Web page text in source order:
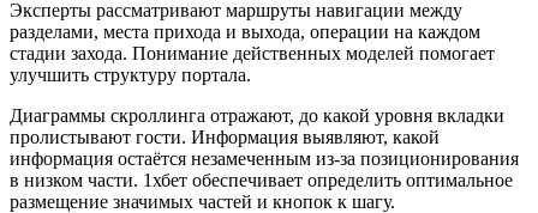
Эксперты рассматривают маршруты навигации между
разделами, места прихода и выхода, операции на каждом
стадии захода. Понимание действенных моделей помогает
улучшить структуру портала.
Диаграммы скроллинга отражают, до какой уровня вкладки
пролистывают гости. Информация выявляют, какой
информация остаётся незамеченным из-за позиционирования
в низком части. 1хбет обеспечивает определить оптимальное
размещение значимых частей и кнопок к шагу.